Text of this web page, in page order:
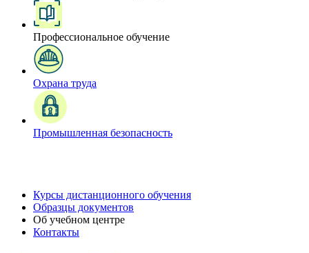
Профессиональное обучение
Охрана труда
Промышленная безопасность
Курсы дистанционного обучения
Образцы документов
Об учебном центре
Контакты